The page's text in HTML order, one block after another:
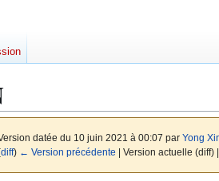
datée du 10 juin 2021 à 00:07 par Yong
diff) ← Version précédente | Version actuelle